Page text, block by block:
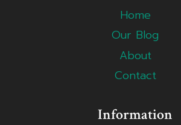
Home
Our Blog
About
Contact
Information